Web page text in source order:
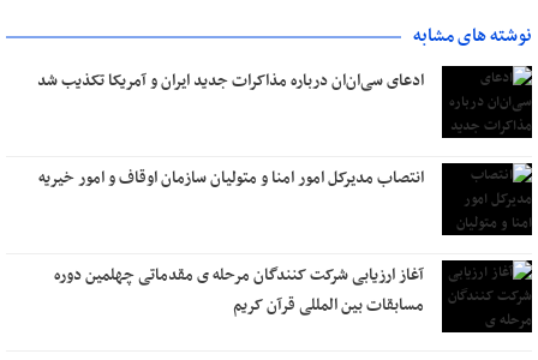
نوشته های مشابه
ادعای سی‌ان‌ان درباره مذاکرات جدید ایران و آمریکا تکذیب شد
انتصاب مدیرکل امور امنا و متولیان سازمان اوقاف و امور خیریه
آغاز ارزیابی شرکت کنندگان مرحله ی مقدماتی چهلمین دوره
مسابقات بین المللی قرآن کریم